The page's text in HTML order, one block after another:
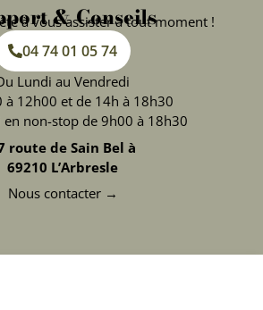
& Conseils
à vous assister à tout moment !
04 74 01 05 74
Lundi au Vendredi
à 12h00 et de 14h à 18h30
en non-stop de 9h00 à 18h30
route de Sain Bel à
69210 L’Arbresle
Nous contacter →